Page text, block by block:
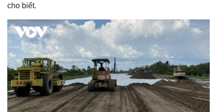
Pháp luật
Quân sự - Quốc phòng
cho biết.